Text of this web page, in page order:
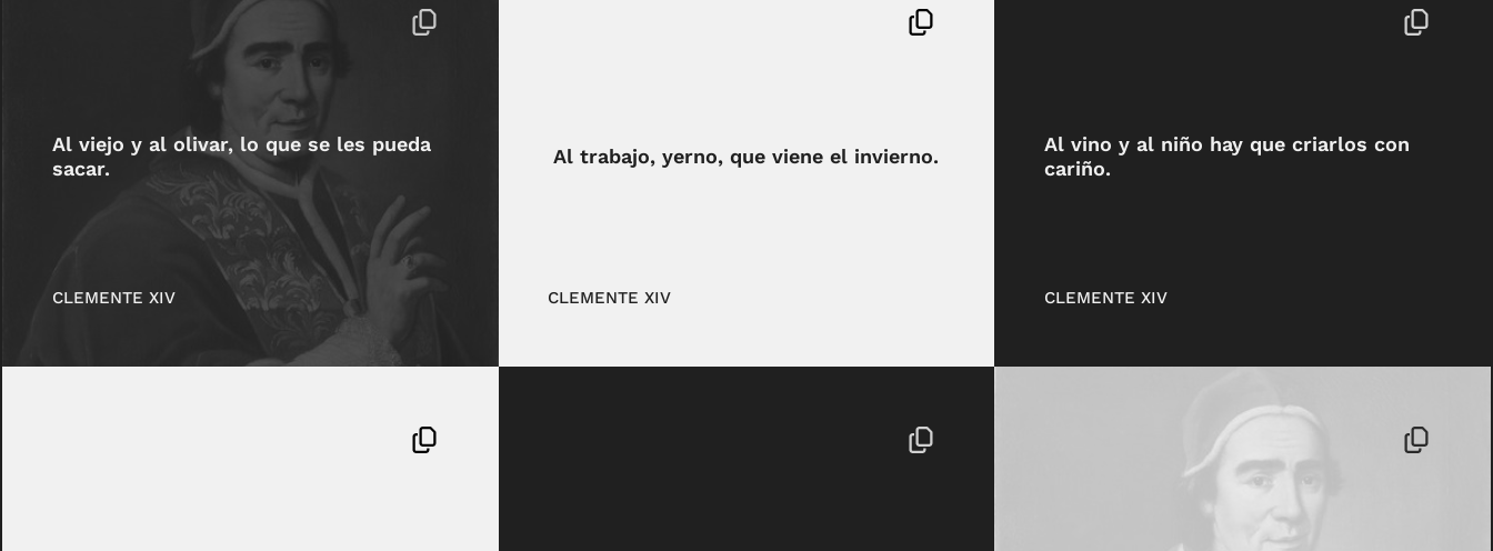
Al viejo y al olivar, lo que se les pueda
sacar.
CLEMENTE XIV
Al trabajo, yerno, que viene el invierno.
CLEMENTE XIV
Al vino y al niño hay que criarlos con
cariño.
CLEMENTE XIV